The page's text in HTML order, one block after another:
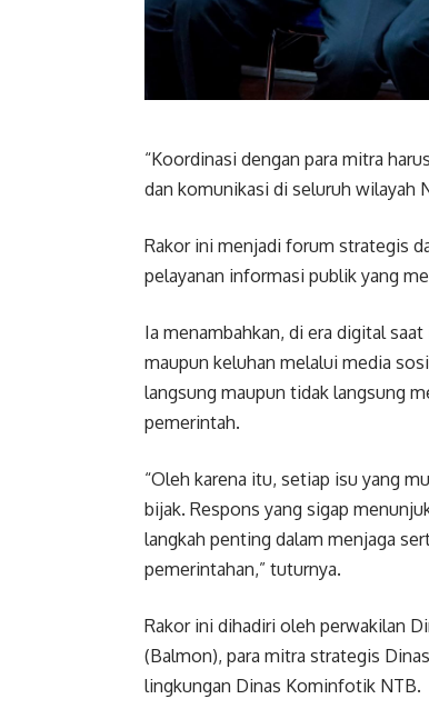
“Koordinasi dengan para mitra
dan komunikasi di seluruh wilayah
Rakor ini menjadi forum strategis
pelayanan informasi publik yang
Ia menambahkan, di era digital
maupun keluhan melalui media
langsung maupun tidak langsung
pemerintah.
“Oleh karena itu, setiap isu yang
bijak. Respons yang sigap
langkah penting dalam menjaga
pemerintahan,” tuturnya.
Rakor ini dihadiri oleh perwakilan
(Balmon), para mitra strategis
lingkungan Dinas Kominfotik NTB.